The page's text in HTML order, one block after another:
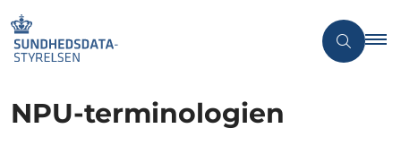
NPU-terminologien